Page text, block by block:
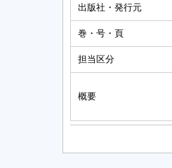
出版社・発行元
巻・号・頁
担当区分
概要